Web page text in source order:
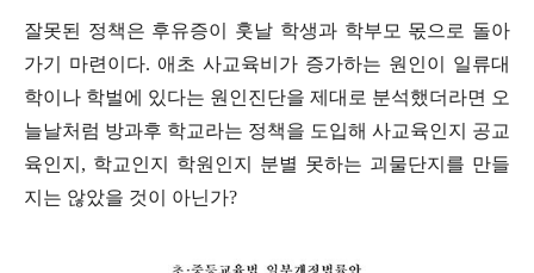
잘못된 정책은 후유증이 훗날 학생과 학부모 몫으로 돌아
가기 마련이다. 애초 사교육비가 증가하는 원인이 일류대
학이나 학벌에 있다는 원인진단을 제대로 분석했더라면 오
늘날처럼 방과후 학교라는 정책을 도입해 사교육인지 공교
육인지 , 학교인지 학원인지 분별 못하는 괴물단지를 만들
지는 않았을 것이 아닌가?